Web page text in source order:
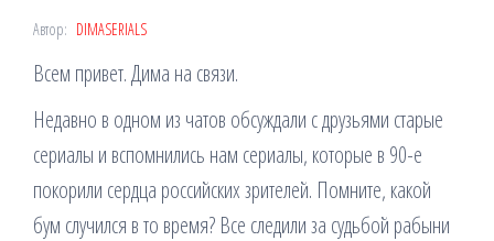
Автор: DIMASERIALS
Всем привет. Дима на связи.
Недавно в одном из чатов обсуждали с друзьями старые
сериалы и вспомнились нам сериалы, которые в 90-е
покорили сердца российских зрителей. Помните, какой
бум случился в то время? Все следили за судьбой рабыни